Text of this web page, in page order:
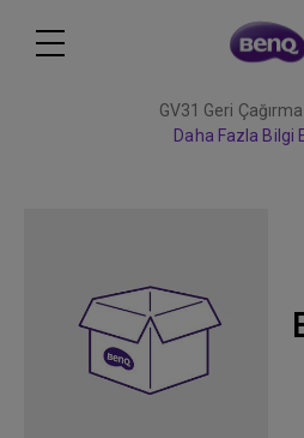
GV31 Geri
Daha Fazla Bilgi